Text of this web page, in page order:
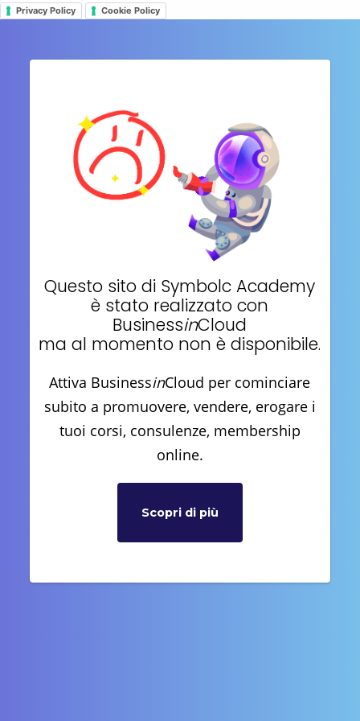
Privacy Policy Cookie Policy
Questo sito di Symbolc Academy
è stato realizzato con
BusinessinCloud
ma al momento non è disponibile.
Attiva BusinessinCloud per cominciare
subito a promuovere, vendere, erogare i
tuoi corsi, consulenze, membership
online.
Scopri di più